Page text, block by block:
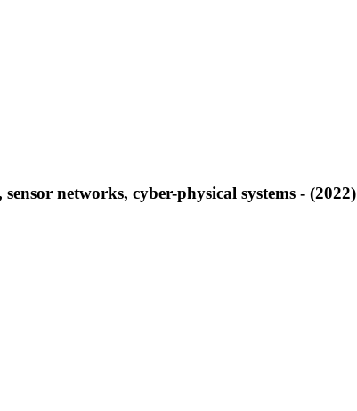
networks, cyber-physical systems - (2022)